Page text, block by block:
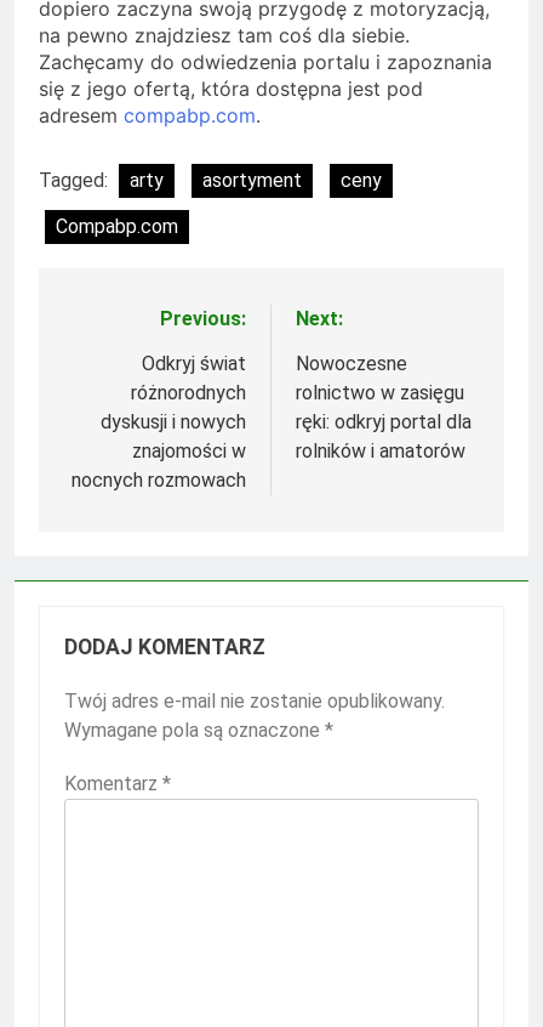
dopiero zaczyna swoją przygodę z motoryzacją,
na pewno znajdziesz tam coś dla siebie.
Zachęcamy do odwiedzenia portalu i zapoznania
się z jego ofertą, która dostępna jest pod
adresem compabp.com.
Tagged: arty asortyment
ceny
Compabp.com
NawigacjaPrevious:
Odkryj świat
różnorodnych
dyskusji i nowych
znajomości w
nocnych rozmowach
Next:
Nowoczesne
rolnictwo w zasięgu
ręki: odkryj portal dla
rolników i amatorów
DODAJ KOMENTARZ
Twój adres e-mail nie zostanie opublikowany.
Wymagane pola są oznaczone *
Komentarz *